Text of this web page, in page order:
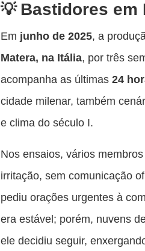
Bastidores em
Em junho de 2025, a
Matera, na Itália, por três
acompanha as últimas24
cidade milenar, também
e clima do século I.
Nos ensaios, vários
irritação, sem comunicação
pediu orações urgentes à
era estável; porém, nuvens
ele decidiu seguir,